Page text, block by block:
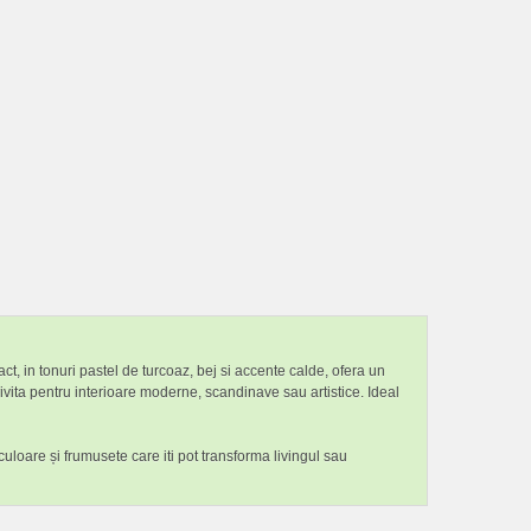
in tonuri pastel de turcoaz, bej si accente calde, ofera un
pentru interioare moderne, scandinave sau artistice. Ideal
și frumusete care iti pot transforma livingul sau